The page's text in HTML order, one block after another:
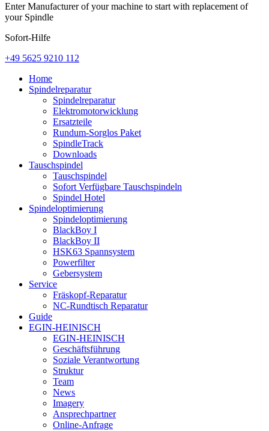
Enter Manufacturer of your machine to start with replacement of
your Spindle
Sofort-Hilfe
+49 5625 9210 112
Home
Spindelreparatur
Spindelreparatur
Elektromotorwicklung
Ersatzteile
Rundum-Sorglos Paket
SpindleTrack
Downloads
Tauschspindel
Tauschspindel
Sofort Verfügbare Tauschspindeln
Spindel Hotel
Spindeloptimierung
Spindeloptimierung
BlackBoy I
BlackBoy II
HSK63 Spannsystem
Powerfilter
Gebersystem
Service
Fräskopf-Reparatur
NC-Rundtisch Reparatur
Guide
EGIN-HEINISCH
EGIN-HEINISCH
Geschäftsführung
Soziale Verantwortung
Struktur
Team
News
Imagery
Ansprechpartner
Online-Anfrage